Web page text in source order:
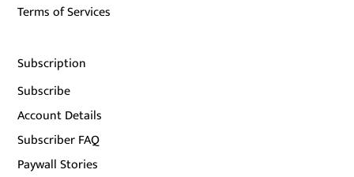
Terms of Services
Subscription
Subscribe
Account Details
Subscriber FAQ
Paywall Stories